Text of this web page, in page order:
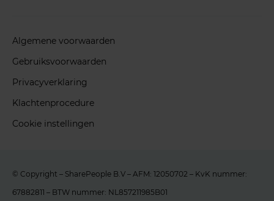
Algemene voorwaarden
Gebruiksvoorwaarden
Privacyverklaring
Klachtenprocedure
Cookie instellingen
© Copyright – SharePeople B.V – AFM: 12050702 – KvK nummer:
67882811 – BTW nummer: NL857211985B01